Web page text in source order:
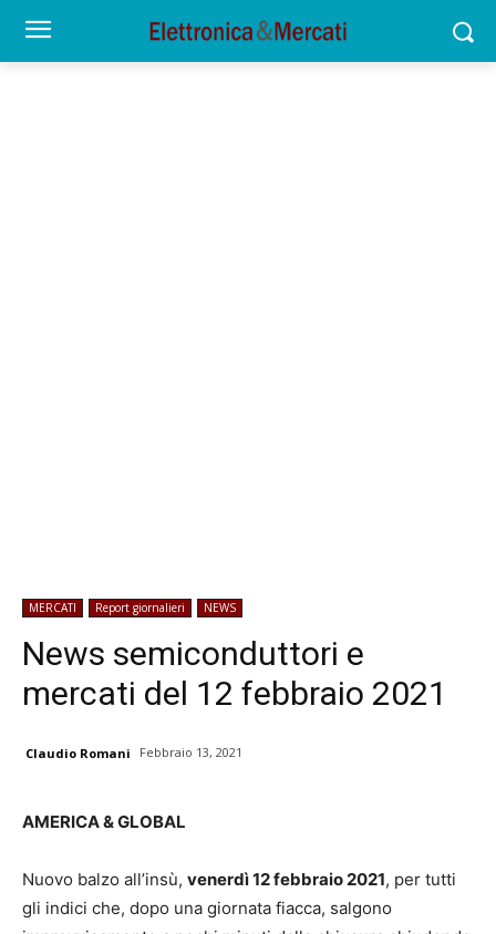
MERCATI Report giornalieri NEWS
News semiconduttori e
mercati del 12 febbraio 2021
Claudio Romani Febbraio 13, 2021
AMERICA & GLOBAL
Nuovo balzo all’insù, venerdì 12 febbraio 2021, per tutti
gli indici che, dopo una giornata fiacca, salgono